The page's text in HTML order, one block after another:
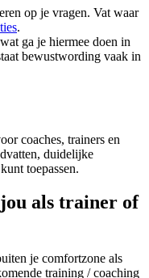
op je vragen. Vat waar
.
ga je hiermee doen in
bewustwording vaak in
coaches, trainers en
duidelijke
toepassen.
als trainer of
je comfortzone als
training / coaching